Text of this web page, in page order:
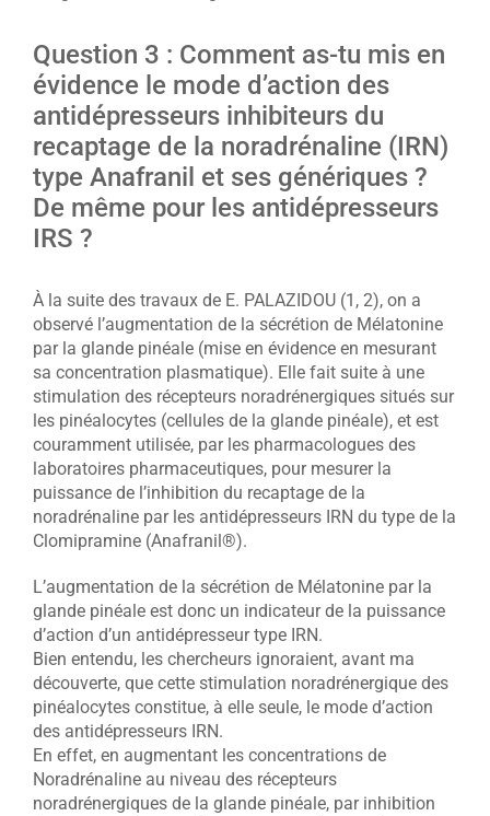
Question 3 : Comment as-tu mis en
évidence le mode d’action des
antidépresseurs inhibiteurs du
recaptage de la noradrénaline (IRN)
type Anafranil et ses génériques ?
De même pour les antidépresseurs
IRS ?
À la suite des travaux de E. PALAZIDOU (1, 2), on a
observé l’augmentation de la sécrétion de Mélatonine
par la glande pinéale (mise en évidence en mesurant
sa concentration plasmatique). Elle fait suite à une
stimulation des récepteurs noradrénergiques situés sur
les pinéalocytes (cellules de la glande pinéale), et est
couramment utilisée, par les pharmacologues des
laboratoires pharmaceutiques, pour mesurer la
puissance de l’inhibition du recaptage de la
noradrénaline par les antidépresseurs IRN du type de la
Clomipramine (Anafranil®).
L’augmentation de la sécrétion de Mélatonine par la
glande pinéale est donc un indicateur de la puissance
d’action d’un antidépresseur type IRN.
Bien entendu, les chercheurs ignoraient, avant ma
découverte, que cette stimulation noradrénergique des
pinéalocytes constitue, à elle seule, le mode d’action
des antidépresseurs IRN.
En effet, en augmentant les concentrations de
Noradrénaline au niveau des récepteurs
noradrénergiques de la glande pinéale, par inhibition